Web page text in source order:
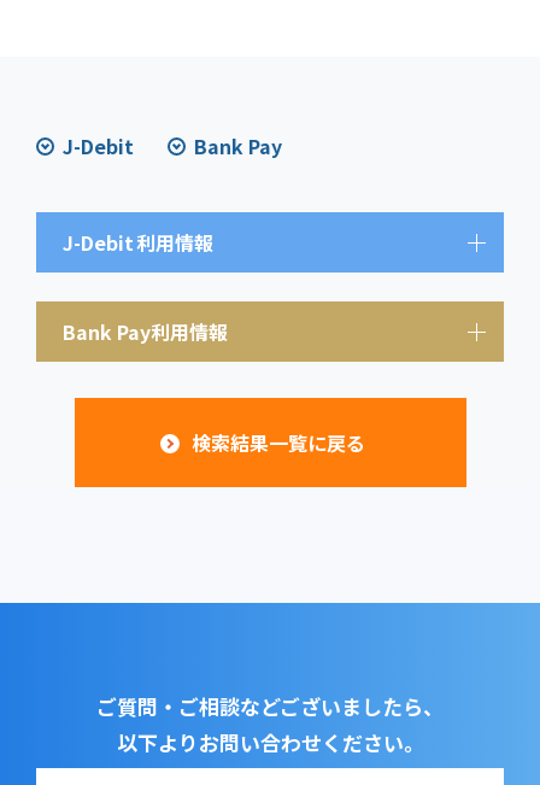
J-Debit Bank Pay
J-Debit利用情報
Bank Pay利用情報
検索結果一覧に戻る
ご質問・ご相談などございましたら、
以下よりお問い合わせください。